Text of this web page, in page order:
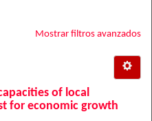
Mostrar filtros avanzados
of local
for economic growth